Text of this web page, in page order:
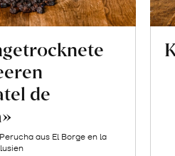
de
aus El Borge en la